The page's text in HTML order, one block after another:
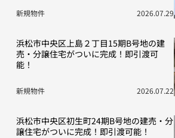
新規物件 2026.07.29
浜松市中央区上島２丁目15期B号地の建
売・分譲住宅がついに完成！即引渡可
能！
新規物件 2026.07.22
浜松市中央区初生町24期B号地の建売・分
譲住宅がついに完成！即引渡可能！